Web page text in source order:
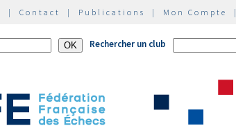
| Contact | Publications | Mon Compte
Rechercher un club